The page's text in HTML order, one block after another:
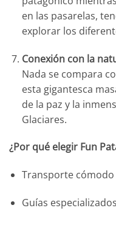
en las pasarelas,
explorar los
Conexión con la
Nada se compara
esta gigantesca
de la paz y la
Glaciares.
¿Por qué elegir Fun
Transporte cómodo
Guías